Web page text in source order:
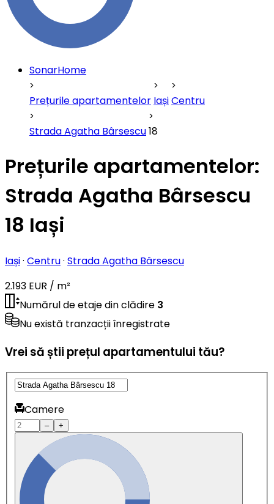
SonarHome
Prețurile apartamentelor IașiCentru
Strada Agatha Bârsescu18
Prețurile apartamentelor:
Strada Agatha Bârsescu
18 Iași
Iași· Centru· Strada Agatha Bârsescu
2.193 EUR / m²
Numărul de etaje din clădire 3
Nu există tranzacții înregistrate
Vrei să știi prețul apartamentului tău?
Camere
– +